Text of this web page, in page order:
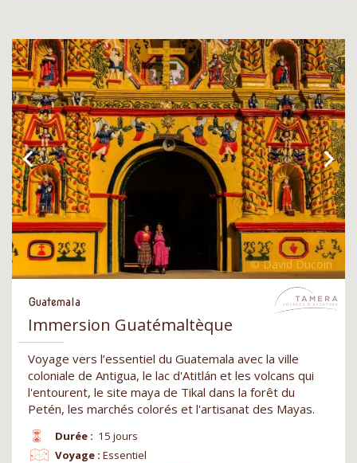
Guatemala
Immersion Guatémaltèque
Voyage vers l’essentiel du Guatemala avec la ville
coloniale de Antigua, le lac d'Atitlán et les volcans qui
l'entourent, le site maya de Tikal dans la forêt du
Petén, les marchés colorés et l'artisanat des Mayas.
Durée : 15 jours
Voyage : Essentiel